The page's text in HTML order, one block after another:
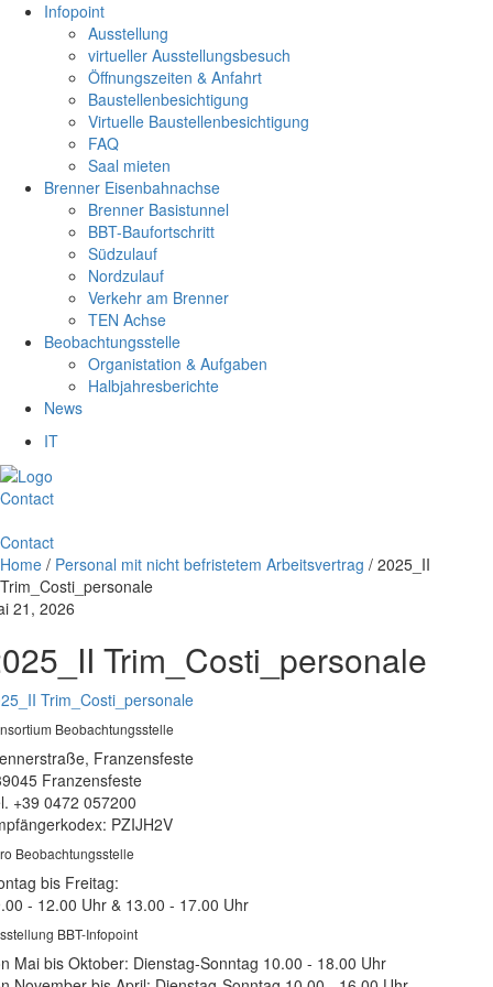
Infopoint
Ausstellung
virtueller Ausstellungsbesuch
Öffnungszeiten & Anfahrt
Baustellenbesichtigung
Virtuelle Baustellenbesichtigung
FAQ
Saal mieten
Brenner Eisenbahnachse
Brenner Basistunnel
BBT-Baufortschritt
Südzulauf
Nordzulauf
Verkehr am Brenner
TEN Achse
Beobachtungsstelle
Organistation & Aufgaben
Halbjahresberichte
News
IT
Contact
Contact
Home / Personal mit nicht befristetem Arbeitsvertrag / 2025_II
Trim_Costi_personale
21, 2026
Trim_Costi_personale
Trim_Costi_personale
Beobachtungsstelle
Franzensfeste
Franzensfeste
+39 0472 057200
PZIJH2V
Beobachtungsstelle
bis Freitag:
- 12.00 Uhr & 13.00 - 17.00 Uhr
BBT-Infopoint
Mai bis Oktober: Dienstag-Sonntag 10.00 - 18.00 Uhr